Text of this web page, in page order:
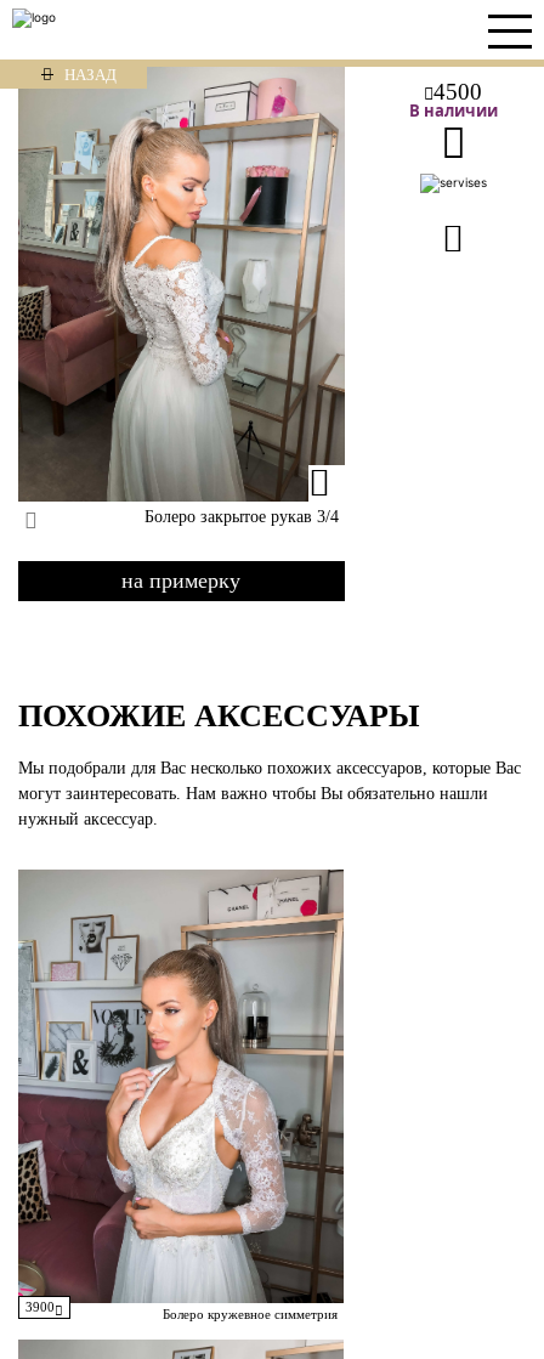
НАЗАД
4500
В наличии
Болеро закрытое рукав 3/4
на примерку
ПОХОЖИЕ АКСЕССУАРЫ
Мы подобрали для Вас несколько похожих аксессуаров, которые Вас
могут заинтересовать. Нам важно чтобы Вы обязательно нашли
нужный аксессуар.
3900 Болеро кружевное симметрия